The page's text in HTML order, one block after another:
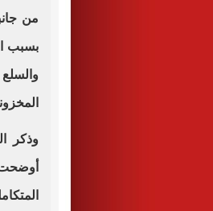
من
بسبب
وذكر
أوضحت